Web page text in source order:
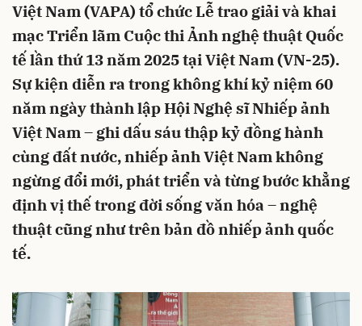
Việt Nam (VAPA) tổ chức Lễ trao giải và khai
mạc Triển lãm Cuộc thi Ảnh nghệ thuật Quốc
tế lần thứ 13 năm 2025 tại Việt Nam (VN-25).
Sự kiện diễn ra trong không khí kỷ niệm 60
năm ngày thành lập Hội Nghệ sĩ Nhiếp ảnh
Việt Nam – ghi dấu sáu thập kỷ đồng hành
cùng đất nước, nhiếp ảnh Việt Nam không
ngừng đổi mới, phát triển và từng bước khẳng
định vị thế trong đời sống văn hóa – nghệ
thuật cũng như trên bản đồ nhiếp ảnh quốc
tế.